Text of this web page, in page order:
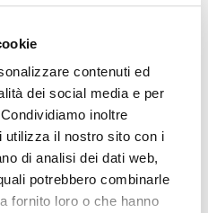
contenuti ed
dei social media e per
inoltre
utilizza il nostro sito con i
di analisi dei dati web,
potrebbero combinarle
fornito loro o che hanno
sui social